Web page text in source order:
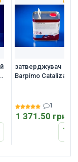
затверджувач
Barpimo Catalizador
1 371.50 грн.
1